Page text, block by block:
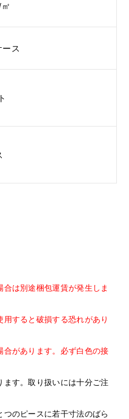
ス
は別途梱包運賃が発生しま
すると破損する恐れがあり
があります。必ず白色の接
す。取り扱いには十分ご注
のピースに若干寸法のばら